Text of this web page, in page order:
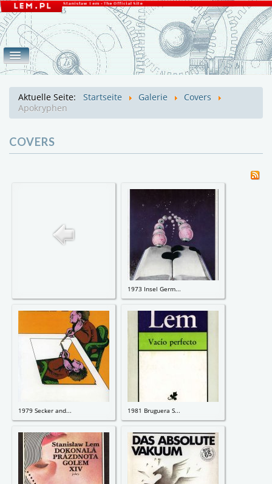
Covers Fotos Lem Mroz
Aktuelle Seite: Startseite Galerie
Covers
Apokryphen
COVERS
1973 Insel Germ...
1979 Secker and... 1981 Bruguera S...